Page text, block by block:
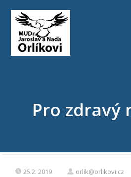
Pro zdravý
25.2. 2019 orlik@orlikovi.cz